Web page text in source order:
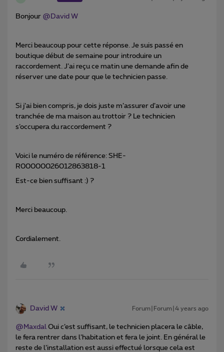
Bonjour @David W
Merci beaucoup pour cette réponse. Je suis passé en
boutique début de semaine pour introduire un
raccordement. J’ai reçu ce matin une demande afin de
réserver une date pour que le technicien passe.
Si j’ai bien compris, je dois juste m’assurer d’avoir une
tranchée de ma maison au trottoir ? Le technicien
s’occupera du raccordement ?
Voici le numéro de référence: SHE-
R00000026012863818-1
Est-ce bien suffisant :) ?
Merci beaucoup.
Cordialement.
David W Forum|Forum|4 years ago
@Maxdal Oui c’est suffisant, le technicien placera le câble,
le fera rentrer dans l’habitation et fera le joint. En général le
reste de l’installation est aussi effectué lorsque cela est